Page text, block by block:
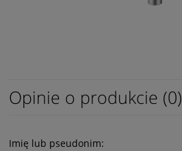
Opinie o produkcie (0)
Imię lub pseudonim: